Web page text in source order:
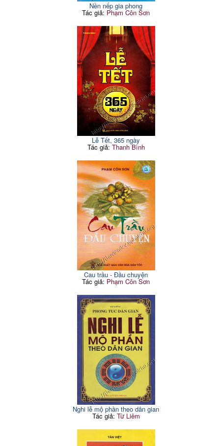
Nền nếp gia phong
Tác giả: Phạm Côn Sơn
Lễ Tết, 365 ngày
Tác giả:Thanh Bình
Cau trầu - Đầu chuyện
Tác giả: Phạm Côn Sơn
Nghi lễ mộ phần theo dân gian
Tác giả: Từ Liêm